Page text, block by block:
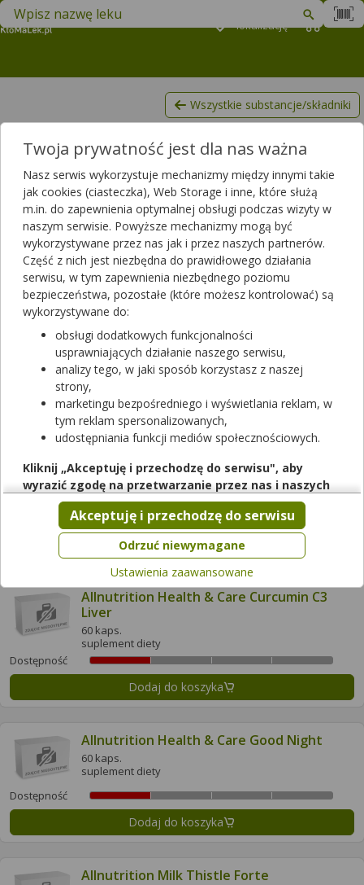
lokalizację
Znajdź lek w swojej okolicy
Kwas rozmarynowy
Wszystkie substancje/składniki
Lista produktów, zawierających Kwas rozmarynowy
Filtrowanie
Filtrowanie
Wyniki wyszukiwania(33)
Wyczyść filtry
Aeris Kapsułki
30 kaps.
suplement diety
Dostępność
Dodaj do koszyka
Alerbon complex
60 kaps.
suplement diety
Dodaj do koszyka
Allnutrition Health & Care Curcumin C3
Liver
60 kaps.
suplement diety
Dostępność
Dodaj do koszyka
Allnutrition Health & Care Good Night
60 kaps.
suplement diety
Dostępność
Dodaj do koszyka
Allnutrition Milk Thistle Forte
Twoja prywatność jest dla nas ważna
Nasz serwis wykorzystuje mechanizmy między innymi takie
jak cookies (ciasteczka), Web Storage i inne, które służą
m.in. do zapewnienia optymalnej obsługi podczas wizyty w
naszym serwisie. Powyższe mechanizmy mogą być
wykorzystywane przez nas jak i przez naszych partnerów.
Część z nich jest niezbędna do prawidłowego działania
serwisu, w tym zapewnienia niezbędnego poziomu
bezpieczeństwa, pozostałe (które możesz kontrolować) są
wykorzystywane do:
obsługi dodatkowych funkcjonalności
usprawniających działanie naszego serwisu,
analizy tego, w jaki sposób korzystasz z naszej
strony,
marketingu bezpośredniego i wyświetlania reklam, w
tym reklam spersonalizowanych,
udostępniania funkcji mediów społecznościowych.
Kliknij „Akceptuję i przechodzę do serwisu", aby
wyrazić zgodę na przetwarzanie przez nas i naszych
partnerów Twoich danych w powyższych celach.
Pamiętaj, że wyrażenie zgody jest dobrowolne, a wyrażoną
zgodę możesz w każdej chwili cofnąć, możesz też wycofać
zgodę na przetwarzanie Twoich danych tylko w niektórych
celach. Jeżeli chcesz dowiedzieć się więcej lub chcesz
przeprowadzić konfigurację szczegółową, to możesz tego
dokonać za pomocą „Ustawień zaawansowanych".
Więcej informacji na temat wykorzystywania narzędzi
zewnętrznych w naszym serwisie znajdziesz w
Serwisu.
Odrzuć niewymagane
Akceptuję i przechodzę do serwisu
Ustawienia zaawansowane